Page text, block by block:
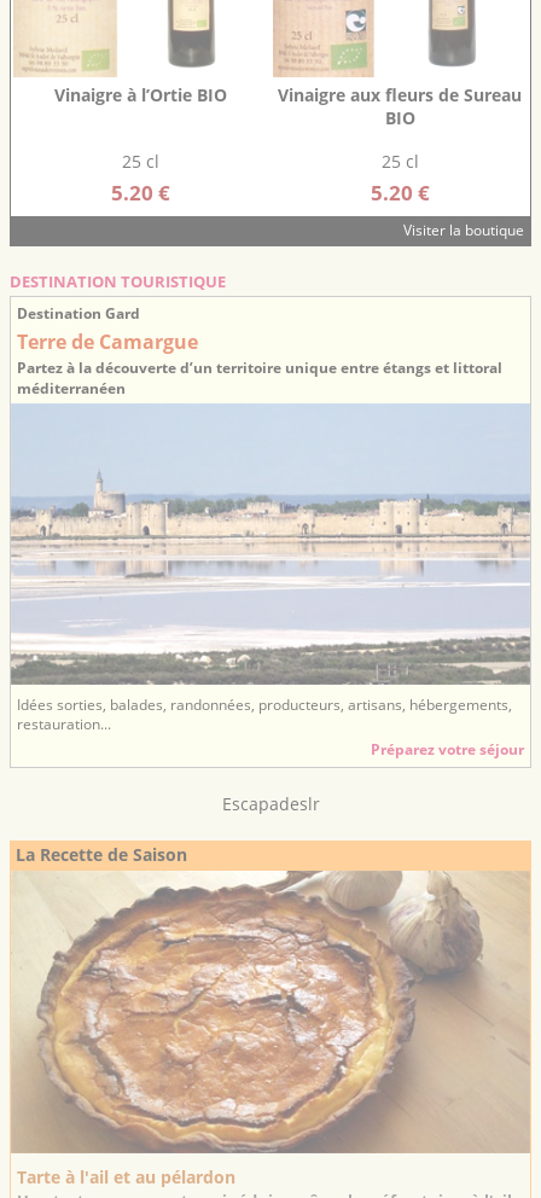
Vinaigre à l’Ortie BIO
25 cl
5.20 €
Vinaigre aux fleurs de Sureau
BIO
25 cl
5.20 €
Visiter la boutique
DESTINATION TOURISTIQUE
Destination Gard
Terre de Camargue
Partez à la découverte d’un territoire unique entre étangs et littoral
méditerranéen
Idées sorties, balades, randonnées, producteurs, artisans, hébergements,
restauration...
Préparez votre séjour
Escapadeslr
La Recette de Saison
Tarte à l'ail et au pélardon